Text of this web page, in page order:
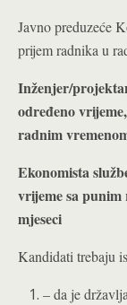
Javno preduzeće
prijem radnika u
Inženjer/
određeno
radnim
Ekonomista
vrijeme sa
mjeseci
Kandidati trebaju
– da je